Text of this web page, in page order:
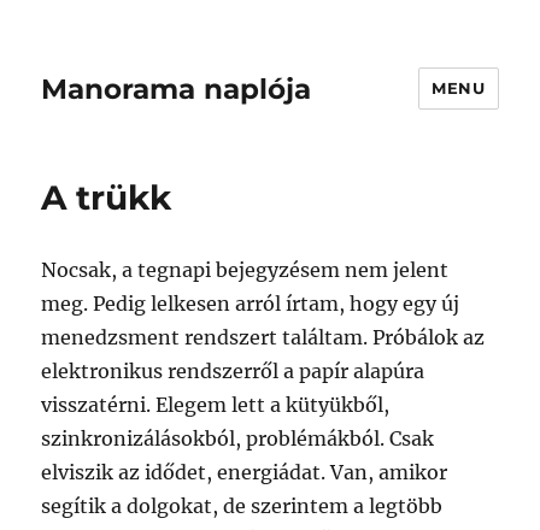
Manorama naplója MENU
A trükk
Nocsak, a tegnapi bejegyzésem nem jelent
meg. Pedig lelkesen arról írtam, hogy egy új
menedzsment rendszert találtam. Próbálok az
elektronikus rendszerről a papír alapúra
visszatérni. Elegem lett a kütyükből,
szinkronizálásokból, problémákból. Csak
elviszik az idődet, energiádat. Van, amikor
segítik a dolgokat, de szerintem a legtöbb